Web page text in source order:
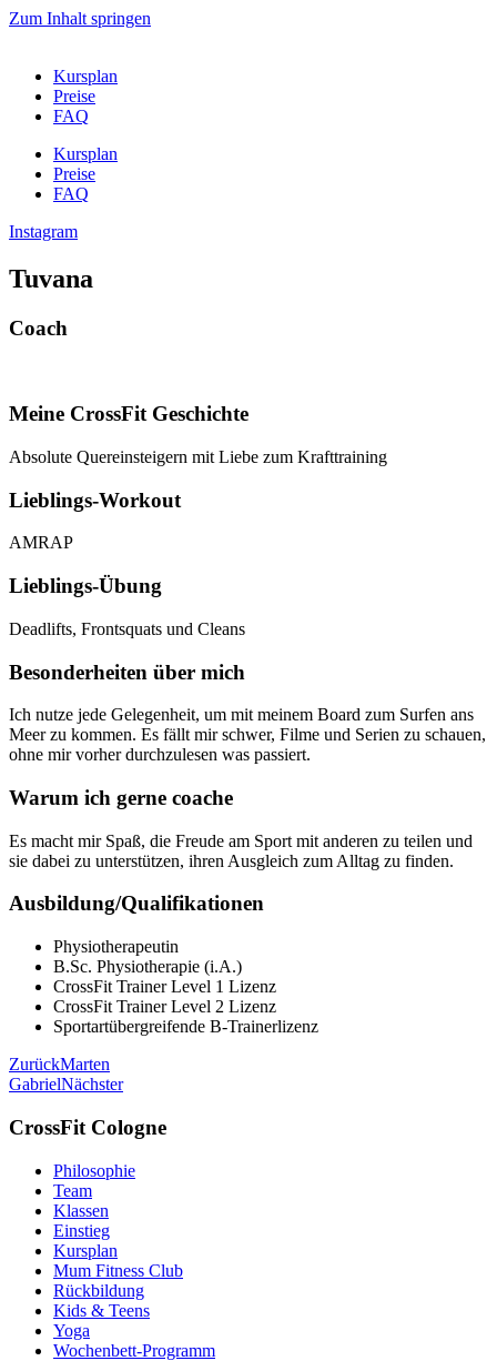
Zum Inhalt springen
Kursplan
Preise
FAQ
Kursplan
Preise
FAQ
Instagram
Tuvana
Coach
Meine CrossFit Geschichte
Absolute Quereinsteigern mit Liebe zum Krafttraining
Lieblings-Workout
AMRAP
Lieblings-Übung
Deadlifts, Frontsquats und Cleans
Besonderheiten über mich
Ich nutze jede Gelegenheit, um mit meinem Board zum Surfen ans
Meer zu kommen. Es fällt mir schwer, Filme und Serien zu schauen,
ohne mir vorher durchzulesen was passiert.
Warum ich gerne coache
Es macht mir Spaß, die Freude am Sport mit anderen zu teilen und
sie dabei zu unterstützen, ihren Ausgleich zum Alltag zu finden.
Ausbildung/Qualifikationen
Physiotherapeutin
B.Sc. Physiotherapie (i.A.)
CrossFit Trainer Level 1 Lizenz
CrossFit Trainer Level 2 Lizenz
Sportartübergreifende B-Trainerlizenz
ZurückMarten
GabrielNächster
CrossFit Cologne
Philosophie
Team
Klassen
Einstieg
Kursplan
Mum Fitness Club
Rückbildung
Kids & Teens
Yoga
Wochenbett-Programm